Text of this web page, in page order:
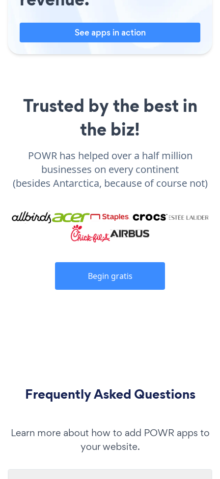
See apps in action
Trusted by the best in
the biz!
POWR has helped over a half million
businesses on every continent
(besides Antarctica, because of course not)
Begin gratis
Frequently Asked Questions
Learn more about how to add POWR apps to
your website.